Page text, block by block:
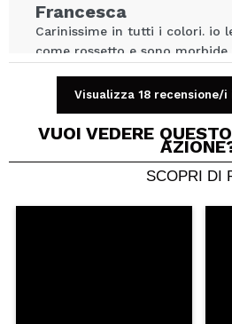
Francesca
Carinissime in tutti i colori. io
come rossetto e sono morbide
Consiglieresti questo
verificata
años
Agnieszka
Visualizza 18 recensione/
VUOI VEDERE
SCOPRI DI